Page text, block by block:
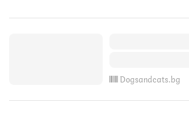
Dogsandcats.bg